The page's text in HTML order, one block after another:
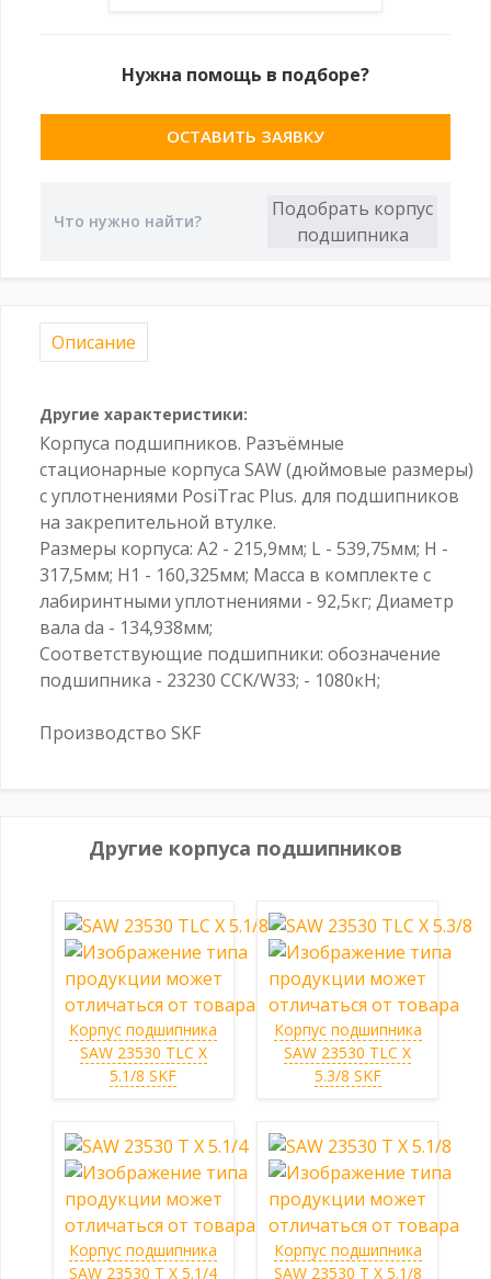
Нужна помощь в подборе?
ОСТАВИТЬ ЗАЯВКУ
Описание
Другие характеристики:
Корпуса подшипников. Разъёмные
стационарные корпуса SAW (дюймовые размеры)
с уплотнениями PosiTrac Plus. для подшипников
на закрепительной втулке.
Размеры корпуса: A2 - 215,9мм; L - 539,75мм; H -
317,5мм; H1 - 160,325мм; Масса в комплекте с
лабиринтными уплотнениями - 92,5кг; Диаметр
вала da - 134,938мм;
Соответствующие подшипники: обозначение
подшипника - 23230 CCK/W33; - 1080кН;
Производство SKF
Другие корпуса подшипников
Корпус подшипника
SAW 23530 TLC X
5.1/8 SKF
Корпус подшипника
SAW 23530 TLC X
5.3/8 SKF
Корпус подшипника
SAW 23530 T X 5.1/4
Корпус подшипника
SAW 23530 T X 5.1/8